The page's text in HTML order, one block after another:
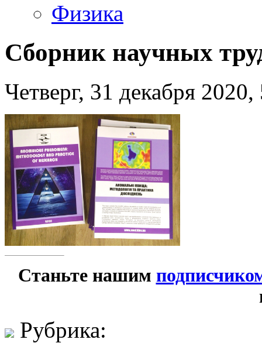
Физика
Cборник научных
Четверг, 31 декабря 2020,
Станьте нашим
Рубрика: